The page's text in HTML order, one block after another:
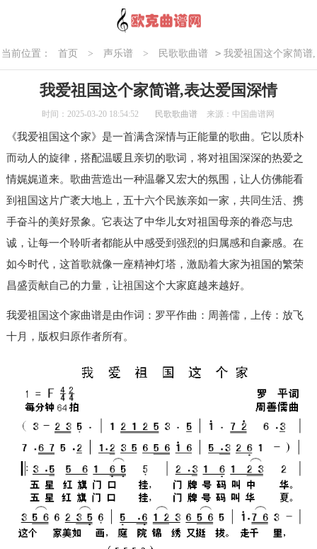
当前位置： 首页 > 声乐谱 > 民歌歌曲谱 > 我爱祖国这个家简谱,
我爱祖国这个家简谱,表达爱国深情
时间：2025-03-20 18:54:52 民歌歌曲谱 来源：中国曲谱网
《我爱祖国这个家》是一首满含深情与正能量的歌曲。它以质朴
而动人的旋律，搭配温暖且亲切的歌词，将对祖国深深的热爱之
情娓娓道来。歌曲营造出一种温馨又宏大的氛围，让人仿佛能看
到祖国这片广袤大地上，五十六个民族亲如一家，共同生活、携
手奋斗的美好景象。它表达了中华儿女对祖国母亲的眷恋与忠
诚，让每一个聆听者都能从中感受到强烈的归属感和自豪感。在
如今时代，这首歌就像一座精神灯塔，激励着大家为祖国的繁荣
昌盛贡献自己的力量，让祖国这个大家庭越来越好。
我爱祖国这个家曲谱是由作词：罗平作曲：周善儒，上传：放飞
十月，版权归原作者所有。